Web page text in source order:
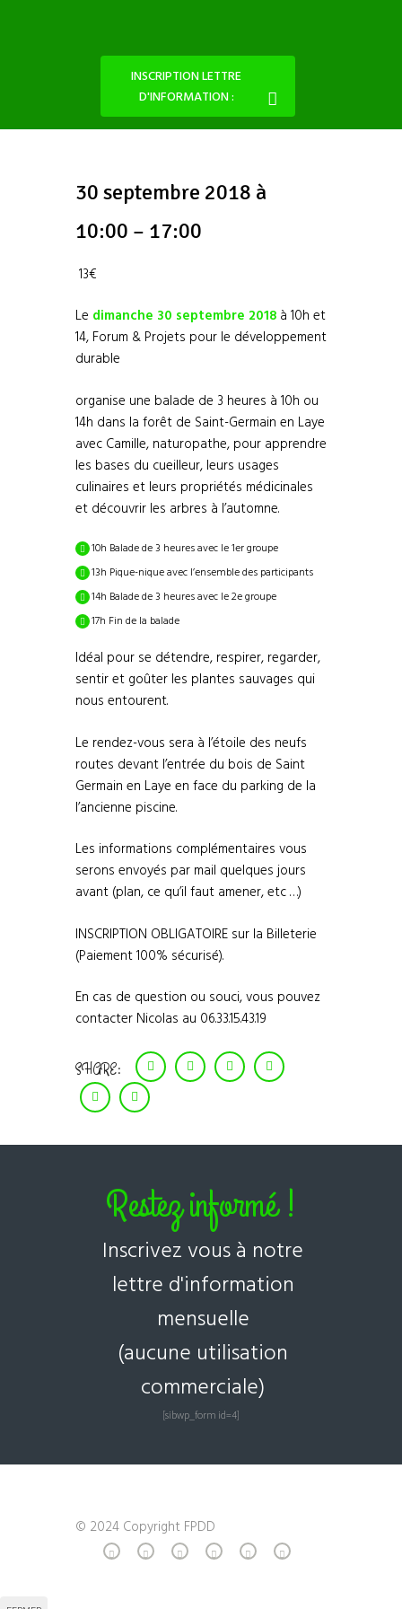
INSCRIPTION LETTRE
D'INFORMATION :
30 septembre 2018 à
10:00 – 17:00
13€
Le dimanche 30 septembre 2018 à 10h et
14, Forum & Projets pour le développement
durable
organise une balade de 3 heures à 10h ou
14h dans la forêt de Saint-Germain en Laye
avec Camille, naturopathe, pour apprendre
les bases du cueilleur, leurs usages
culinaires et leurs propriétés médicinales
et découvrir les arbres à l’automne.
10h Balade de 3 heures avec le 1er groupe
13h Pique-nique avec l’ensemble des participants
14h Balade de 3 heures avec le 2e groupe
17h Fin de la balade
Idéal pour se détendre, respirer, regarder,
sentir et goûter les plantes sauvages qui
nous entourent.
Le rendez-vous sera à l’étoile des neufs
routes devant l’entrée du bois de Saint
Germain en Laye en face du parking de la
l’ancienne piscine.
Les informations complémentaires vous
serons envoyés par mail quelques jours
avant (plan, ce qu’il faut amener, etc …)
INSCRIPTION OBLIGATOIRE sur la Billeterie
(Paiement 100% sécurisé).
En cas de question ou souci, vous pouvez
contacter Nicolas au 06.33.15.43.19
SHARE:
Restez informé !
Inscrivez vous à notre
lettre d'information
mensuelle
(aucune utilisation
commerciale)
[sibwp_form id=4]
© 2024 Copyright FPDD